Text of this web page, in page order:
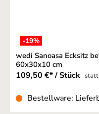
-19%
wedi Sanoasa Ecksitz
60x30x10 cm
109,50 €* / Stück statt
Bestellware: